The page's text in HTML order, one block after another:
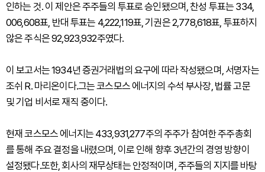
인하는 것. 이 제안은 주주들의 투표로 승인됐으며, 찬성 투표는 334,
006,608표, 반대 투표는 4,222,119표, 기권은 2,778,618표, 투표하지
않은 주식은 92,923,932주였다.
이 보고서는 1934년 증권거래법의 요구에 따라 작성됐으며, 서명자는
조쉬 R. 마리온이다.그는 코스모스 에너지의 수석 부사장, 법률 고문
및 기업 비서로 재직 중이다.
현재 코스모스 에너지는 433,931,277주의 주주가 참여한 주주총회
를 통해 주요 결정을 내렸으며, 이로 인해 향후 3년간의 경영 방향이
설정됐다.또한, 회사의 재무상태는 안정적이며, 주주들의 지지를 바탕